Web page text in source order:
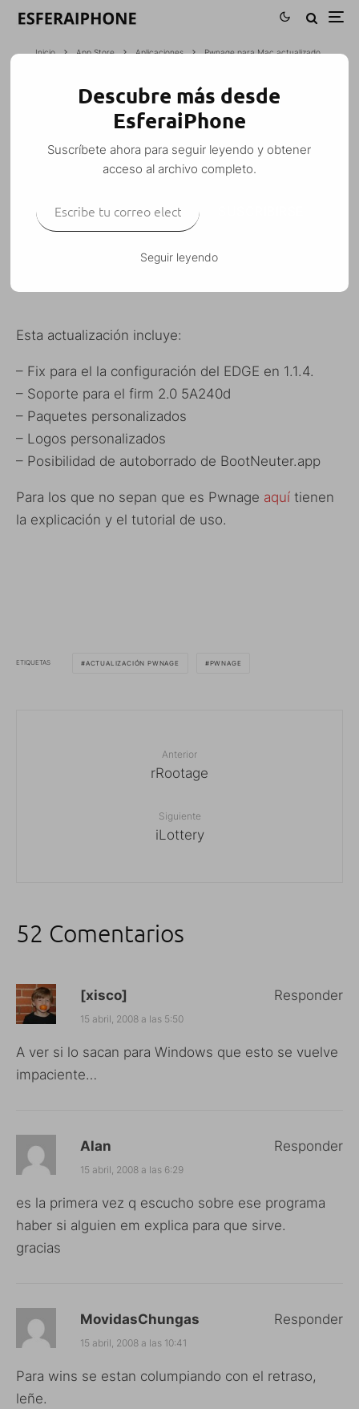
Inicio App Store Aplicaciones Pwnage para Mac actualizado
PWNAGE PARA MAC ACTUALIZADO
M. Alejandro W. García Fuentes (Esfera) · Aplicaciones
15 abril, 2008 · 1 Minuto de lectura
disponible una nueva versión.
Esta actualización incluye:
– Fix para el la configuración del EDGE en 1.1.4.
– Soporte para el firm 2.0 5A240d
– Paquetes personalizados
– Logos personalizados
– Posibilidad de autoborrado de BootNeuter.app
Para los que no sepan que es Pwnage aquí tienen
la explicación y el tutorial de uso.
ETIQUETAS ACTUALIZACIÓN PWNAGE PWNAGE
Anterior
rRootage
Siguiente
iLottery
52 Comentarios
[xisco]
15 abril, 2008 a las 5:50
A ver si lo sacan para Windows que esto se vuelve
impaciente…
Responder
Alan
15 abril, 2008 a las 6:29
es la primera vez q escucho sobre ese programa
haber si alguien em explica para que sirve.
gracias
Responder
MovidasChungas
15 abril, 2008 a las 10:41
Para wins se estan columpiando con el retraso,
leñe.
Responder
Descubre más desde
EsferaiPhone
Suscríbete ahora para seguir leyendo y obtener
acceso al archivo completo.
Seguir leyendo